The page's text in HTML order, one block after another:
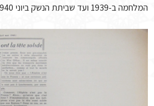
המלחמה ב-1939 ועד שביתת הנשק ביוני 1940